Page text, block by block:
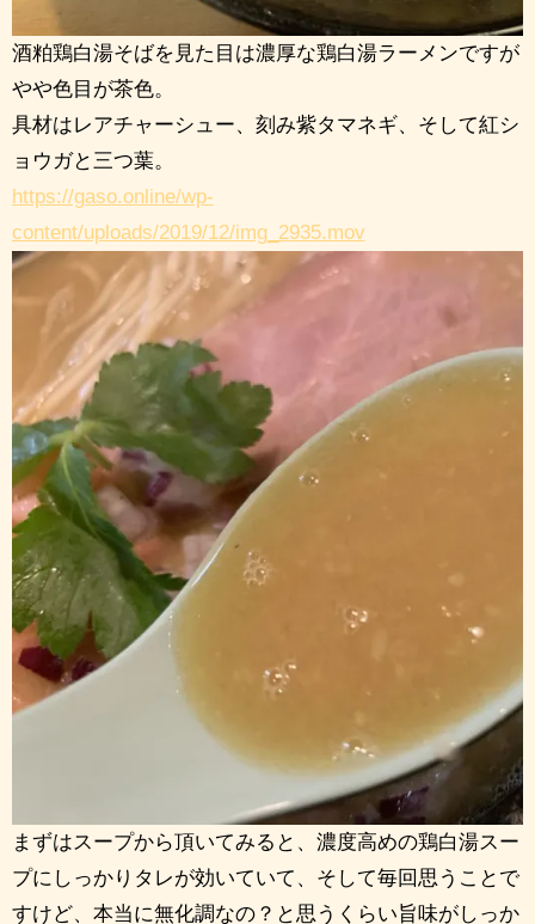
酒粕鶏白湯そばを見た目は濃厚な鶏白湯ラーメンですが
やや色目が茶色。
具材はレアチャーシュー、刻み紫タマネギ、そして紅シ
ョウガと三つ葉。
https://gaso.online/wp-
content/uploads/2019/12/img_2935.mov
まずはスープから頂いてみると、濃度高めの鶏白湯スー
プにしっかりタレが効いていて、そして毎回思うことで
すけど、本当に無化調なの？と思うくらい旨味がしっか